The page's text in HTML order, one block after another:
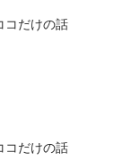
コだけの話
コだけの話